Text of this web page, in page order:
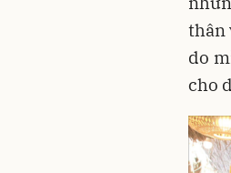
thân
do
cho